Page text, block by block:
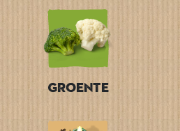
Groente